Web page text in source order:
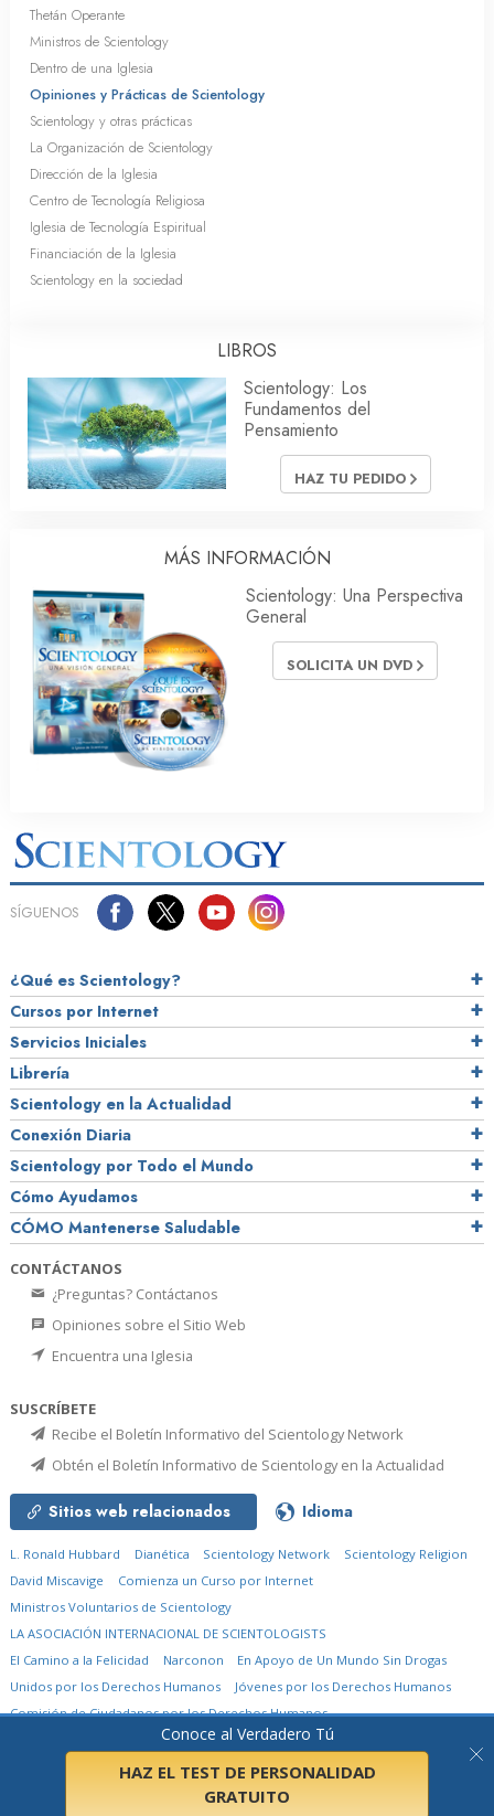
Thetán Operante
Ministros de Scientology
Dentro de una Iglesia
Opiniones y Prácticas de Scientology
Scientology y otras prácticas
La Organización de Scientology
Dirección de la Iglesia
Centro de Tecnología Religiosa
Iglesia de Tecnología Espiritual
Financiación de la Iglesia
Scientology en la sociedad
LIBROS
Scientology: Los
Fundamentos del
Pensamiento
HAZ TU PEDIDO
MÁS INFORMACIÓN
Scientology: Una Perspectiva
General
SOLICITA UN DVD
Conoce al Verdadero Tú
HAZ EL TEST DE PERSONALIDAD
GRATUITO
SÍGUENOS
¿Qué es Scientology?
Cursos por Internet
Servicios Iniciales
Librería
Scientology en la Actualidad
Conexión Diaria
Scientology por Todo el Mundo
Cómo Ayudamos
CÓMO Mantenerse Saludable
CONTÁCTANOS
¿Preguntas? Contáctanos
Opiniones sobre el Sitio Web
Encuentra una Iglesia
SUSCRÍBETE
Recibe el Boletín Informativo del Scientology Network
Obtén el Boletín Informativo de Scientology en la Actualidad
Sitios web relacionados Idioma
L. Ronald Hubbard Dianética Scientology Network
Scientology Religion
David Miscavige
Comienza un Curso por Internet
Ministros Voluntarios de Scientology
LA ASOCIACIÓN INTERNACIONAL DE SCIENTOLOGISTS
El Camino a la Felicidad
Narconon
En Apoyo de Un Mundo Sin Drogas
Unidos por los Derechos Humanos
Jóvenes por los Derechos Humanos
Comisión de Ciudadanos por los Derechos Humanos
Church of Scientology International.Todos los derechos reservados.
Aviso de privacidad •Política de cookies •Términos de uso•Aviso legal